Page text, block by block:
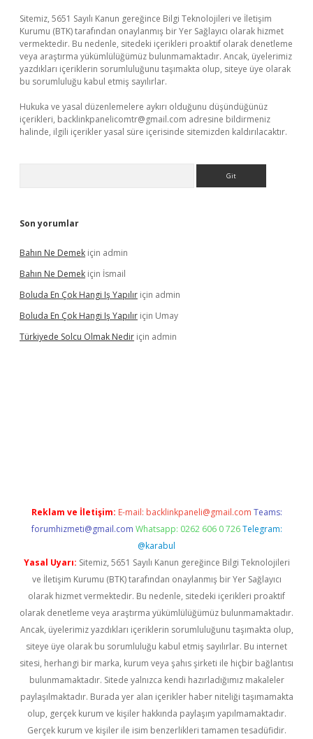
Sitemiz, 5651 Sayılı Kanun gereğince Bilgi Teknolojileri ve İletişim
Kurumu (BTK) tarafından onaylanmış bir Yer Sağlayıcı olarak hizmet
vermektedir. Bu nedenle, sitedeki içerikleri proaktif olarak denetleme
veya araştırma yükümlülüğümüz bulunmamaktadır. Ancak, üyelerimiz
yazdıkları içeriklerin sorumluluğunu taşımakta olup, siteye üye olarak
bu sorumluluğu kabul etmiş sayılırlar.
Hukuka ve yasal düzenlemelere aykırı olduğunu düşündüğünüz
içerikleri, backlinkpanelicomtr@gmail.com adresine bildirmeniz
halinde, ilgili içerikler yasal süre içerisinde sitemizden kaldırılacaktır.
Son yorumlar
Bahın Ne Demek için admin
Bahın Ne Demek için İsmail
Boluda En Çok Hangi Iş Yapılır için admin
Boluda En Çok Hangi Iş Yapılır için Umay
Türkiyede Solcu Olmak Nedir için admin
Reklam ve İletişim: E-mail: backlinkpaneli@gmail.com Teams:
forumhizmeti@gmail.com Whatsapp: 0262 606 0 726 Telegram:
@karabul
Yasal Uyarı: Sitemiz, 5651 Sayılı Kanun gereğince Bilgi Teknolojileri
ve İletişim Kurumu (BTK) tarafından onaylanmış bir Yer Sağlayıcı
olarak hizmet vermektedir. Bu nedenle, sitedeki içerikleri proaktif
olarak denetleme veya araştırma yükümlülüğümüz bulunmamaktadır.
Ancak, üyelerimiz yazdıkları içeriklerin sorumluluğunu taşımakta olup,
siteye üye olarak bu sorumluluğu kabul etmiş sayılırlar. Bu internet
sitesi, herhangi bir marka, kurum veya şahıs şirketi ile hiçbir bağlantısı
bulunmamaktadır. Sitede yalnızca kendi hazırladığımız makaleler
paylaşılmaktadır. Burada yer alan içerikler haber niteliği taşımamakta
olup, gerçek kurum ve kişiler hakkında paylaşım yapılmamaktadır.
Gerçek kurum ve kişiler ile isim benzerlikleri tamamen tesadüfidir.